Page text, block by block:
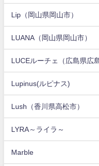
Lip（岡山県岡山市）
LUANA（岡山県岡山市）
LUCEルーチェ（広島県広
Lupinus(ルピナス)
Lush（香川県高松市）
LYRA～ライラ～
Marble